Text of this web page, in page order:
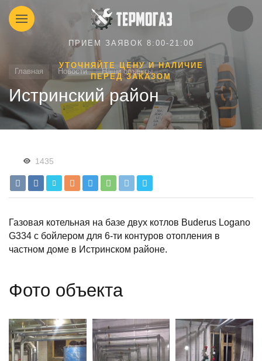
ПРИЕМ ЗАЯВОК 8:00-21:00
УТОЧНЯЙТЕ ЦЕНУ И НАЛИЧИЕ
ПЕРЕД ЗАКАЗОМ
Главная Новости Наши объекты
Истринский район
1435
Газовая котельная на базе двух котлов Buderus Logano
G334 с бойлером для 6-ти контуров отопления в
частном доме в Истринском районе.
Фото объекта